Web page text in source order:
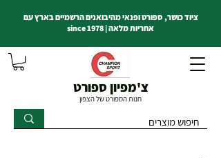
צ'מפיון ספורט
חנות הספורט של הצפון
ציוד כושר, ספורט ופנאי מהיבואנים הרשמיים בארץ עם
אחריות מלאה | since 1978